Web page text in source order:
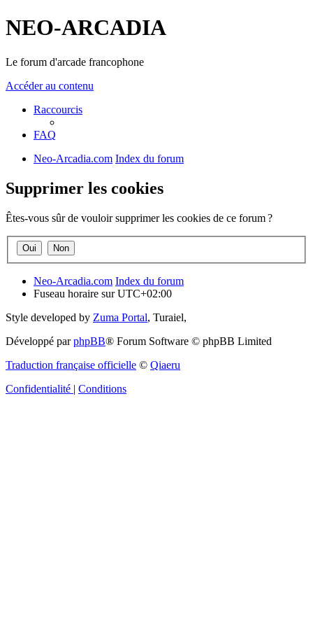
NEO-ARCADIA
Le forum d'arcade francophone
Accéder au contenu
Raccourcis
FAQ
Neo-Arcadia.com Index du forum
Supprimer les cookies
Êtes-vous sûr de vouloir supprimer les cookies de ce forum ?
Neo-Arcadia.com Index du forum
Fuseau horaire surUTC+02:00
Style developed by Zuma Portal, Turaiel,
Développé parphpBB® Forum Software © phpBB Limited
Traduction française officielle © Qiaeru
Confidentialité | Conditions